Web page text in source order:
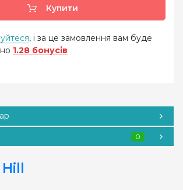
Купити
, і за це замовлення вам буде
1.28 бонусів
0